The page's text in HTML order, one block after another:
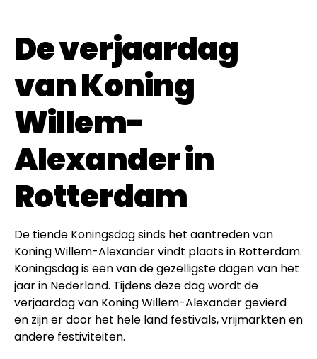
De verjaardag
van Koning
Willem-
Alexander in
Rotterdam
De tiende Koningsdag sinds het aantreden van
Koning Willem-Alexander vindt plaats in Rotterdam.
Koningsdag is een van de gezelligste dagen van het
jaar in Nederland. Tijdens deze dag wordt de
verjaardag van Koning Willem-Alexander gevierd
en zijn er door het hele land festivals, vrijmarkten en
andere festiviteiten.